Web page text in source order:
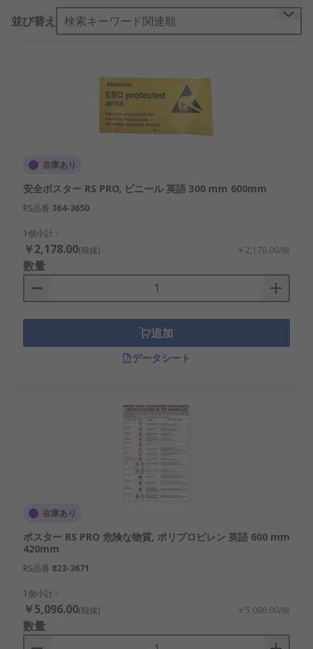
ー、ウォールチャート＆ポケットガイド 製品の在庫
より、8,000円以上無料即日出荷で対応致しており
るサプライヤとメーカーより調達されますオンライ
ンでご注文される場合、アイテムの画像や説明は、
どの商品を購入しようとしているのか正確に知るの
に役立ちます。安全ポスター、ウォールチャート＆
3万円以上お支払いになる場合は、価格の割引があ
ウォールチャート＆ポケットガイド の電子・工業製
品の IT、テスト、安全機器 において、より幅広い
選択肢をご用意しています RSオンラインでは幅広
いラインアップから安全ポスター、ウォールチャー
ト＆ポケットガイド製品がご購入いただけます。安
全ポスター、ウォールチャート＆ポケットガイドの
検索結果からさらに絞り込みを行い、アルファベッ
筋商品からニッチなものまで、素早く、簡単に見つ
かります
並び替え 検索キーワード関連順
在庫あり
安全ポスター RS PRO, ビニール 英語 300 mm 600mm
RS品番 364-3650
1個小計：
￥2,178.00(税抜) ￥2,178.00/個
数量
追加
データシート
在庫あり
ポスター RS PRO 危険な物質, ポリプロピレン 英語 600 mm
420mm
RS品番 823-3671
1個小計：
￥5,096.00(税抜) ￥5,096.00/個
数量